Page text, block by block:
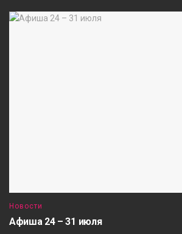
Новости
Афиша 24 – 31 июля